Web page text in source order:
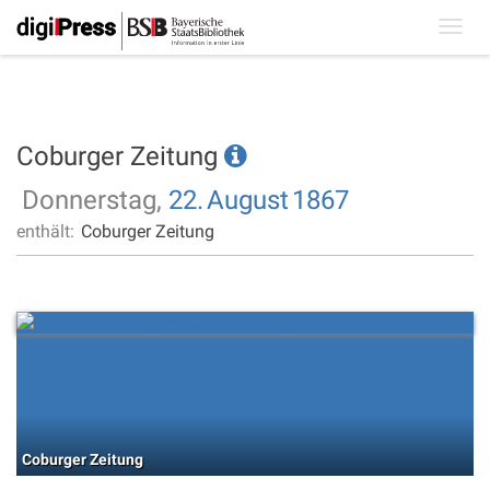
Coburger Zeitung
Donnerstag, 22.August 1867
enthält: Coburger Zeitung
Coburger Zeitung